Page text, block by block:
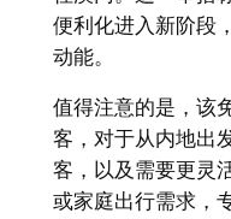
便利化进入新阶段
动能。
值得注意的是，该
客，对于从内地出
客，以及需要更灵
或家庭出行需求，